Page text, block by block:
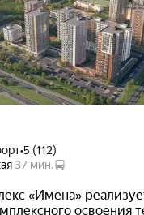
•5 (112)
37 мин.
«Имена»
освоения